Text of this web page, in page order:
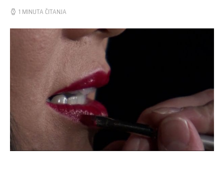
1 MINUTA ČITANJA